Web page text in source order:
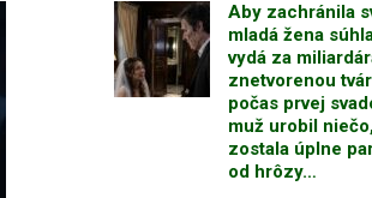
Aby zachránila
mladá žena
vydá za
znetvorenou
počas prvej
muž urobil
zostala úplne
od hrôzy…